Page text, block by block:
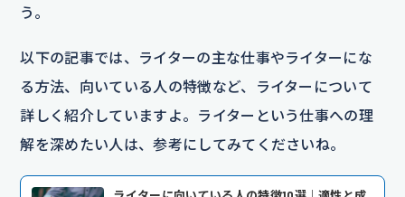
う。
以下の記事では、ライターの主な仕事やライターにな
る方法、向いている人の特徴など、ライターについて
詳しく紹介していますよ。ライターという仕事への理
解を深めたい人は、参考にしてみてくださいね。